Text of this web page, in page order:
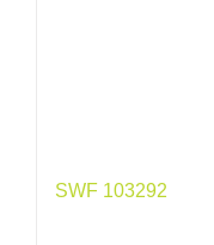
SWF 103292